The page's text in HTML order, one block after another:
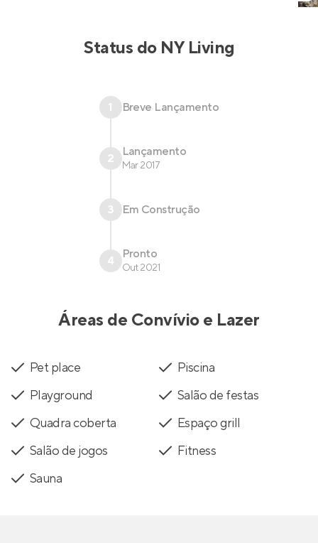
Status do NY Living
1 Breve Lançamento
2 Lançamento
Mar 2017
3 Em Construção
4 Pronto
Out 2021
Áreas de Convívio e Lazer
Pet place
Piscina
Playground
Salão de festas
Quadra coberta
Espaço grill
Salão de jogos
Fitness
Sauna